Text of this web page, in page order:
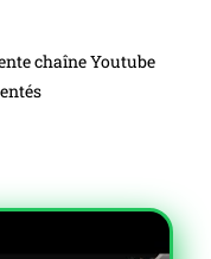
chaîne Youtube